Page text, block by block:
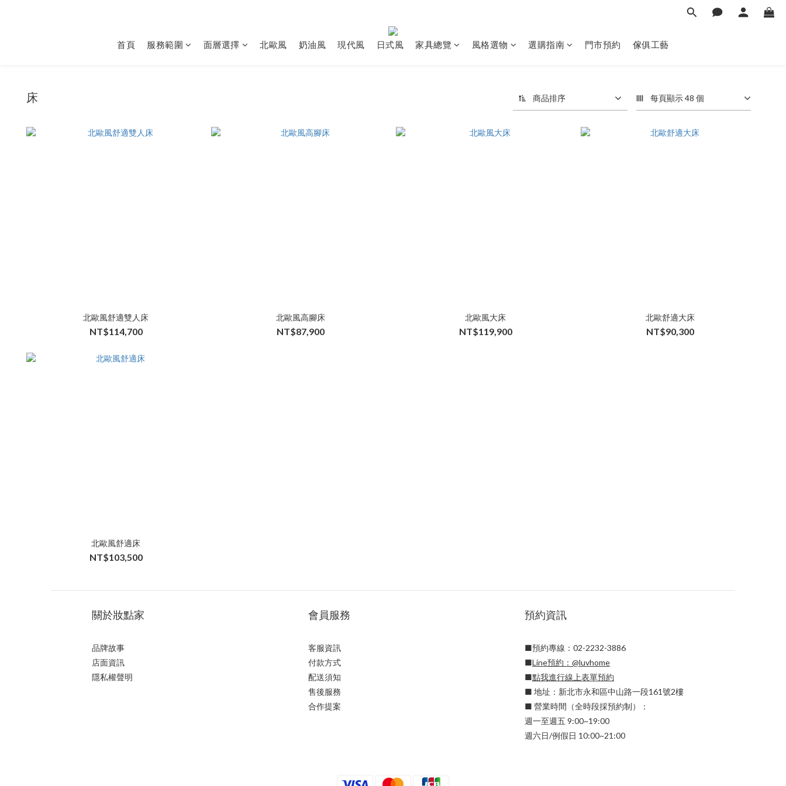
首頁 服務範圍 面層選擇 北歐風 奶油風 現代風 日式風 家具總覽 風格選物 選購指南 門市預約 傢俱工藝
床 商品排序 每頁顯示 48 個
北歐風舒適雙人床
NT$114,700
北歐風高腳床
NT$87,900
北歐風大床
NT$119,900
北歐舒適大床
NT$90,300
北歐風舒適床
NT$103,500
關於妝點家
品牌故事
店面資訊
隱私權聲明
會員服務
客服資訊
付款方式
配送須知
售後服務
合作提案
預約資訊
■預約專線：02-2232-3886
■Line預約： @luvhome
■點我進行線上表單預約
■ 地址：新北市永和區中山路一段161號2樓
■ 營業時間（全時段採預約制）：
週一至週五 9:00~19:00
週六日/例假日 10:00~21:00